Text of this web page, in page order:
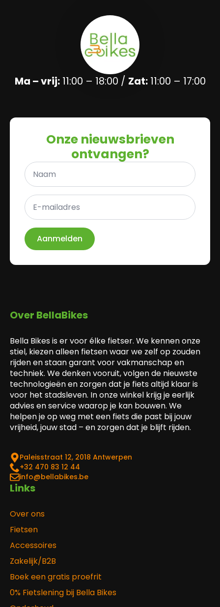
Ma – vrij:11:00 – 18:00 / Zat:11:00 – 17:00
Onze nieuwsbrieven
ontvangen?
Naam
E-
mailadres
*
Aanmelden
Over BellaBikes
Bella Bikes is er voor élke fietser. We kennen onze
stiel, kiezen alleen fietsen waar we zelf op zouden
rijden en staan garant voor vakmanschap en
techniek. We denken vooruit, volgen de nieuwste
technologieën en zorgen dat je fiets altijd klaar is
voor het stadsleven. In onze winkel krijg je eerlijk
advies en service waarop je kan bouwen. We
helpen je op weg met een fiets die past bij jouw
vrijheid, jouw stad – en zorgen dat je blijft rijden.
Paleisstraat 12, 2018 Antwerpen
‎+32 470 83 12 44
info@bellabikes.be
Links
Over ons
Fietsen
Accessoires
Zakelijk/B2B
Boek een gratis proefrit
0% Fietslening bij Bella Bikes